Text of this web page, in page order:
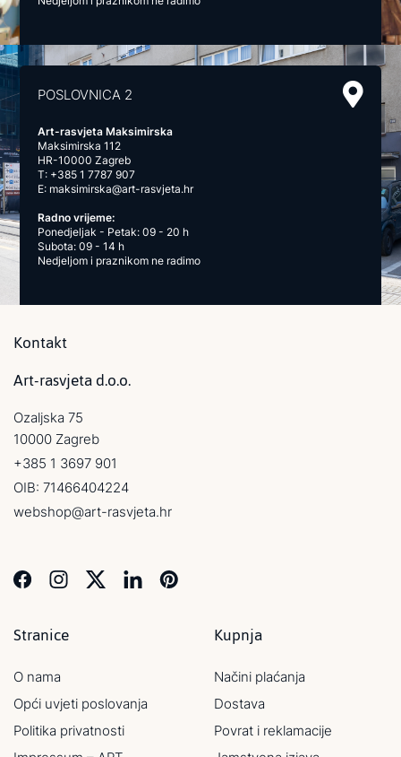
POSLOVNICA 2
Art-rasvjeta Maksimirska
Maksimirska 112
HR-10000 Zagreb
T: +385 1 7787 907
E: maksimirska@art-rasvjeta.hr
Radno vrijeme:
Ponedjeljak - Petak: 09 - 20 h
Subota: 09 - 14 h
Nedjeljom i praznikom ne radimo
Kontakt
Art-rasvjeta d.o.o.
Ozaljska 75
10000 Zagreb
+385 1 3697 901
OIB: 71466404224
webshop@art-rasvjeta.hr
Stranice
O nama
Opći uvjeti poslovanja
Politika privatnosti
Kupnja
Načini plaćanja
Dostava
Povrat i reklamacije